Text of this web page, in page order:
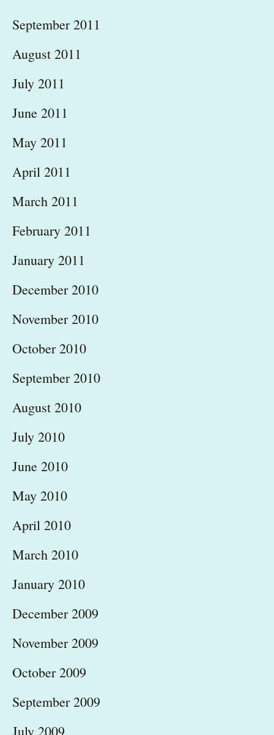
September 2011
August 2011
July 2011
June 2011
May 2011
April 2011
March 2011
February 2011
January 2011
December 2010
November 2010
October 2010
September 2010
August 2010
July 2010
June 2010
May 2010
April 2010
March 2010
January 2010
December 2009
November 2009
October 2009
September 2009
July 2009